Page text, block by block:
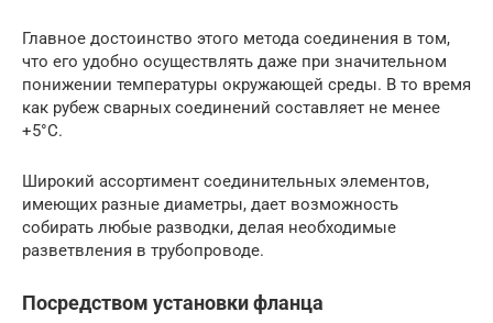
Главное достоинство этого метода соединения в том,
что его удобно осуществлять даже при значительном
понижении температуры окружающей среды. В то время
как рубеж сварных соединений составляет не менее
+5°С.
Широкий ассортимент соединительных элементов,
имеющих разные диаметры, дает возможность
собирать любые разводки, делая необходимые
разветвления в трубопроводе.
Посредством установки фланца